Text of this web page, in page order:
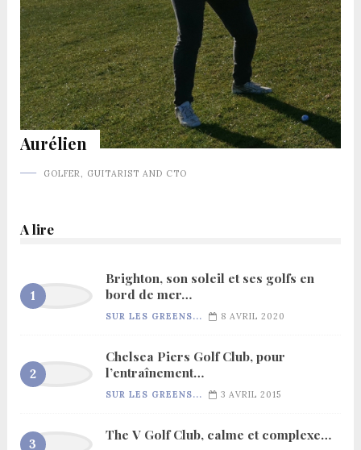
Aurélien
GOLFER, GUITARIST AND CTO
A lire
Brighton, son soleil et ses golfs en
bord de mer…
SUR LES GREENS... 8 AVRIL 2020
Chelsea Piers Golf Club, pour
l’entraînement…
SUR LES GREENS... 3 AVRIL 2015
The V Golf Club, calme et complexe…